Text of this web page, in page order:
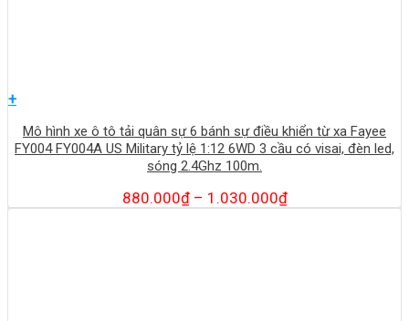
+
Mô hình xe ô tô tải quân sự 6 bánh sự điều khiển từ xa Fayee
FY004 FY004A US Military tỷ lệ 1:12 6WD 3 cầu có visai, đèn led,
sóng 2.4Ghz 100m.
880.000₫– 1.030.000₫